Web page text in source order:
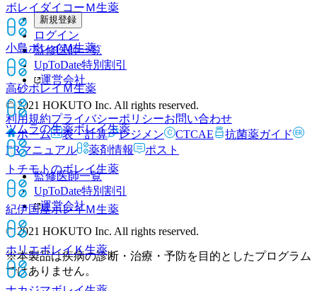
ボレイダイコーＭ生薬
小島ボレイＭ生薬
高砂ボレイＭ生薬
ツムラの生薬ボレイ生薬
トチモトのボレイ生薬
紀伊国屋ボレイＭ生薬
ホリエボレイＫ生薬
新規登録
ログイン
監修医師一覧
UpToDate特別割引
運営会社
© 2021 HOKUTO Inc. All rights reserved.
利用規約プライバシーポリシーお問い合わせ
ホーム
表・計算 レジメン CTCAE
抗菌薬ガイド
ERマニュアル
薬剤情報 ポスト
監修医師一覧
UpToDate特別割引
運営会社
© 2021 HOKUTO Inc. All rights reserved.
※本製品は疾病の診断・治療・予防を目的としたプログラム
ではありません。